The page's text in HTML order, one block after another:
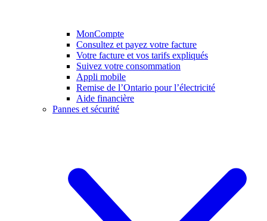
MonCompte
Consultez et payez votre facture
Votre facture et vos tarifs expliqués
Suivez votre consommation
Appli mobile
Remise de l’Ontario pour l’électricité
Aide financière
Pannes et sécurité